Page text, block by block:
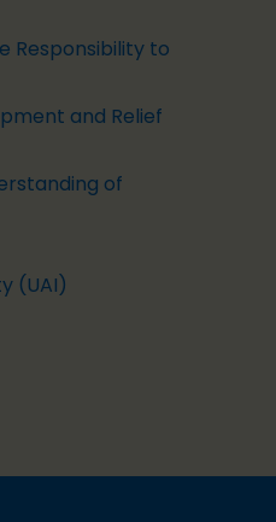
Responsibility to
and Relief
of
(UAI)